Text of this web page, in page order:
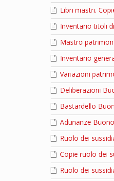
Libri mastri.
Inventario titoli
Mastro
Inventario
Variazioni
Deliberazioni
Bastardello
Adunanze
Ruolo dei
Copie ruolo dei
Ruolo dei